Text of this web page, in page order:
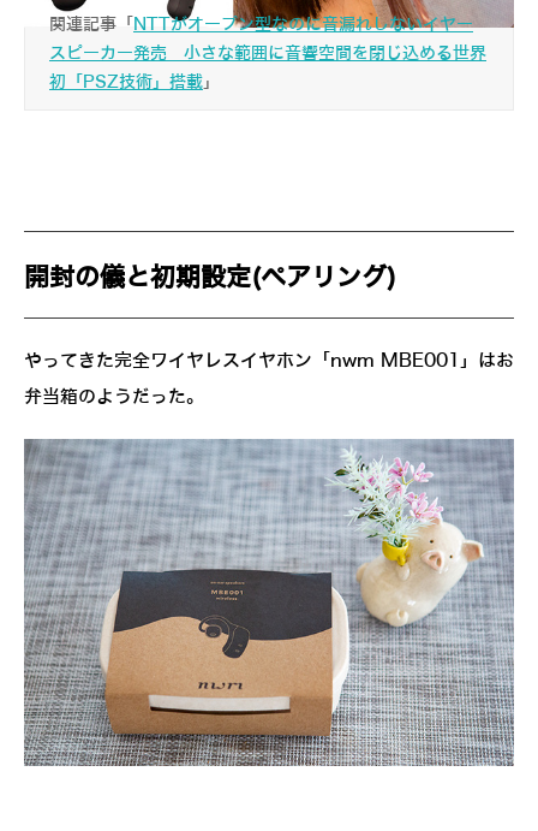
関連記事「 NTTがオープン型なのに音漏れしないイヤー
スピーカー発売 小さな範囲に音響空間を閉じ込める世界
初「PSZ技術」搭載 」
開封の儀と初期設定(ペアリング)
やってきた完全ワイヤレスイヤホン「nwm MBE001」はお
弁当箱のようだった。